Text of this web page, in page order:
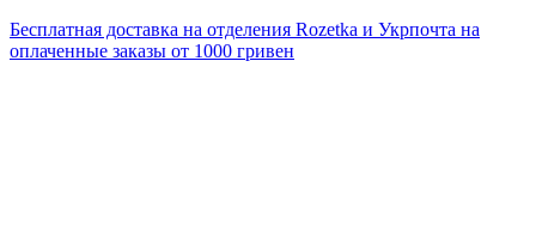
Бесплатная доставка на отделения Rozetka и Укрпочта на
оплаченные заказы от 1000 гривен